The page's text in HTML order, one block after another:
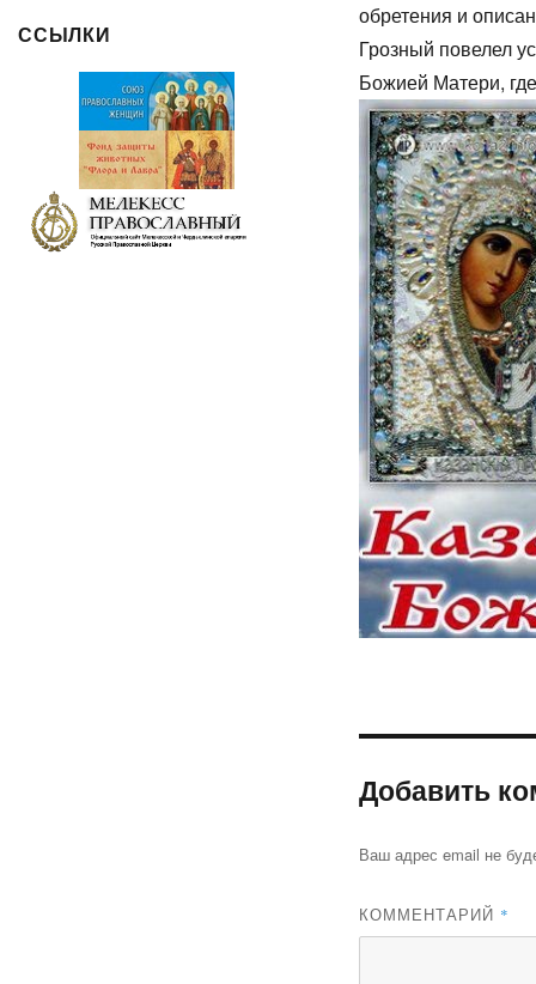
ССЫЛКИ
обретения и
Грозный повелел
Божией Матери,
Добавить
Ваш адрес email не
КОММЕНТАРИЙ *